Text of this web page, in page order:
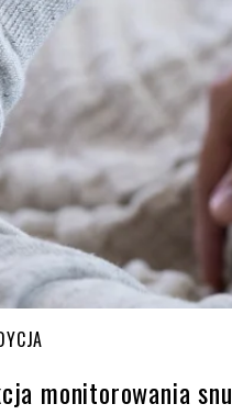
monitorowania snu